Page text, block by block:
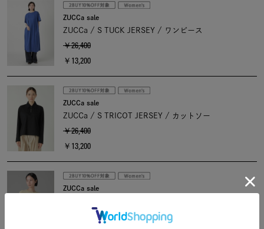
ZUCCa sale
ZUCCa / S TUCK JERSEY / ワンピース
￥26,400
￥13,200
ZUCCa sale
ZUCCa / S TRICOT JERSEY / カットソー
￥26,400
￥13,200
ZUCCa sale